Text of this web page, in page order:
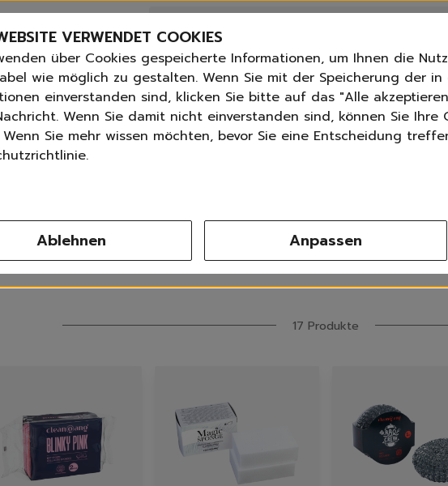
Bestseller
Essentials für
Universal &
Spring by Jenna
Sets
Reiniger
Möbelreiniger
Bodenreiniger
Wischmopps
Außenreiniger
Bürsten
Buntwäsche
Sportwäsche
Feinwäsche
GANGLETTERabonnieren undbis zu 30%
⭐️ 4,8 TrustPilot score📦 Versand Deutschlandweit 2,99
› Schwämme | Schwammtücher
Schwämme |
Sortieren nach Alle
17 Produkte
VERWENDET COOKIES
über Cookies gespeicherte Informationen, um Ihnen die
wie möglich zu gestalten. Wenn Sie mit der Speicherung der
einverstanden sind, klicken Sie bitte auf das "Alle
Wenn Sie damit nicht einverstanden sind, können Sie Ihre
Sie mehr wissen möchten, bevor Sie eine Entscheidung
Ablehnen Anpassen